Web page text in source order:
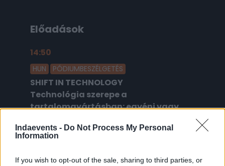
Indaevents - Do Not Process My Personal
Information
If you wish to opt-out of the sale, sharing to third parties, or
Előadások
14:50
HUN PÓDIUMBESZÉLGETÉS
SHIFT IN TECHNOLOGY
Technológia szerepe a
tartalomgyártásban: egyéni vagy